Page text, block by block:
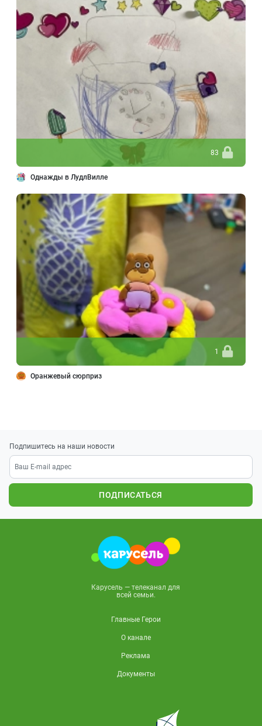
83
Однажды в ЛудлВилле
1
Оранжевый сюрприз
Подпишитесь на наши новости
ПОДПИСАТЬСЯ
Карусель — телеканал для
всей семьи.
Главные Герои
О канале
Реклама
Документы